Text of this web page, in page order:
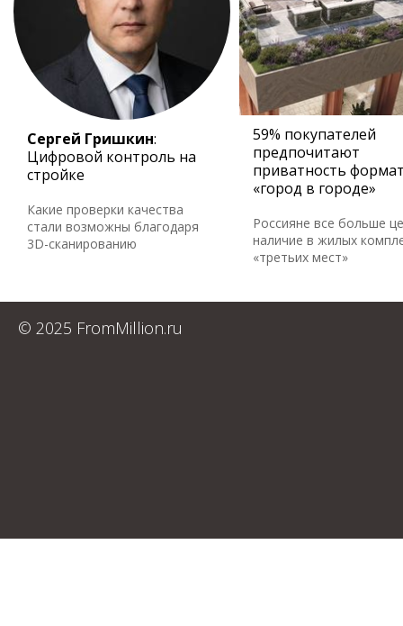
Сергей Гришкин:
Цифровой контроль на
стройке
Какие проверки качества
стали возможны благодаря
3D-сканированию
59% покупателей
предпочитают
приватность
«город в городе»
Россияне все больше
наличие в жилых
«третьих мест»
© 2025 FromMillion.ru